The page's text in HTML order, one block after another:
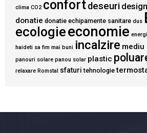
clima CO2 confortdeseuri design
donatie donatie echipamente sanitare dus
ecologieeconomie
haideti sa fim mai buni incalzire
panouri solare panou solar plastic
relaxare Romstal sfaturi tehnologie